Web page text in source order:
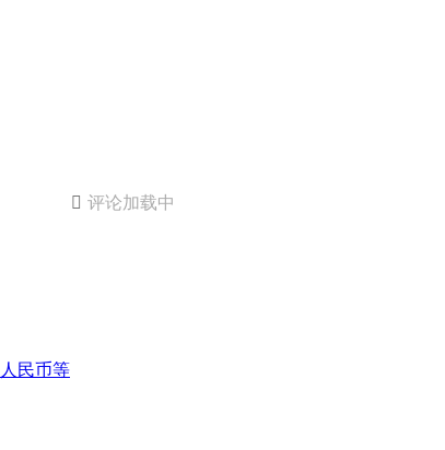
 评论加载中
民币等